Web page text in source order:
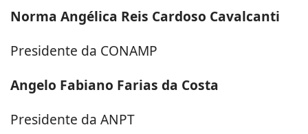
Norma Angélica Reis Cardoso Cavalcanti
Presidente da CONAMP
Angelo Fabiano Farias da Costa
Presidente da ANPT